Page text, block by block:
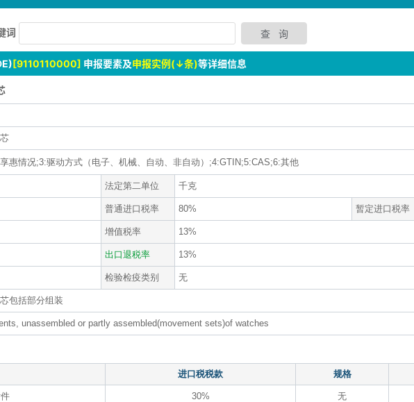
词
[9110110000] 申报要素及申报实例(↓条)等详细信息
惠情况;3:驱动方式（电子、机械、自动、非自动）;4:GTIN;5:CAS;6:其他
法定第二单位 千克
普通进口税率 80% 暂定进口税率
增值税率 13%
出口退税率 13%
检验检疫类别 无
包括部分组装
unassembled or partly assembled(movement sets)of watches
进口税税款 规格
30% 无